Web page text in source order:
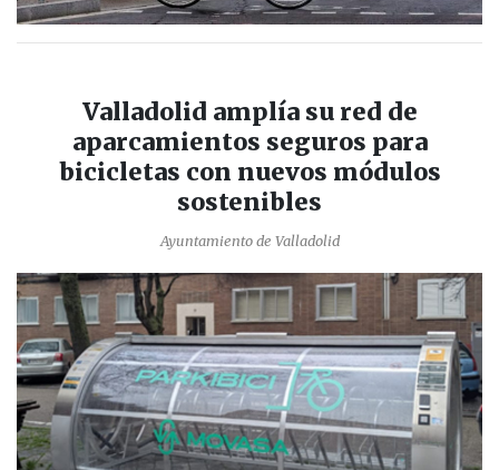
Valladolid amplía su red de
aparcamientos seguros para
bicicletas con nuevos módulos
sostenibles
Ayuntamiento de Valladolid